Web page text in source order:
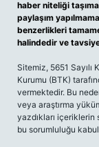
haber niteliği
paylaşım
benzerlikleri
halindedir ve
Sitemiz, 5651
Kurumu (BTK)
vermektedir. Bu
veya araştırma
yazdıkları
bu sorumluluğu kabul